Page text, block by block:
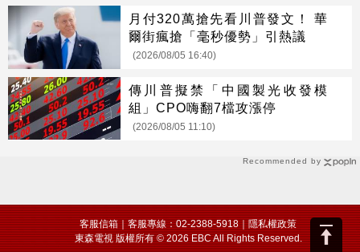
Recommended by
月付320萬搶先看川普發文！ 華
爾街瘋搶「毫秒優勢」引熱議
(2026/08/05 16:40)
傳川普擬禁「中國製光收發模
組」CPO嗨翻7檔攻漲停
(2026/08/05 11:10)
客服信箱｜客服專線：02-2388-5918｜隱私權政策
東森電視 版權所有 © 2026 EBC All Rights Reserved.